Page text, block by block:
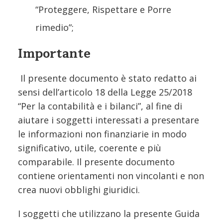
“Proteggere, Rispettare e Porre
rimedio”;
Importante
Il presente documento è stato redatto ai
sensi dell’articolo 18 della Legge 25/2018
“Per la contabilità e i bilanci”, al fine di
aiutare i soggetti interessati a presentare
le informazioni non finanziarie in modo
significativo, utile, coerente e più
comparabile. Il presente documento
contiene orientamenti non vincolanti e non
crea nuovi obblighi giuridici.
I soggetti che utilizzano la presente Guida